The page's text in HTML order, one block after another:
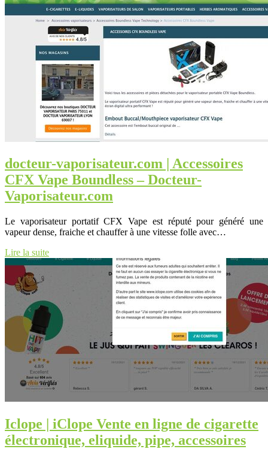
docteur-vaporisateur.com | Accessoires
CFX Vape Boundless – Docteur-
Vaporisateur.com
Le vaporisateur portatif CFX Vape est réputé pour généré une
vapeur dense, fraiche et chauffer à une vitesse folle avec…
Lire la suite
Iclope | iClope Vente en ligne de cigarette
électroni­que, eliquide, pipe, accessoires